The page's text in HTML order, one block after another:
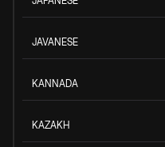
JAVANESE
KANNADA
KAZAKH